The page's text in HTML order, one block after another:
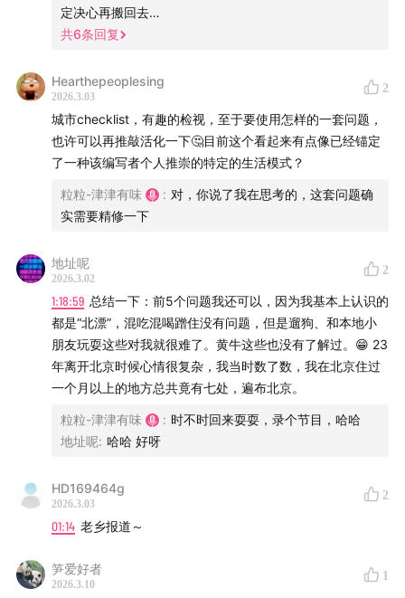
dao160301，加入听友群。
热爱生活的吃货们，不得不在信息爆炸的时代左奔右突，
在满是陷阱雷区的韭菜地里辛苦摸索，所以，当你发现并
关注了「津津有味」，也许是你未来生活中最明智的决定
讲原理我们专业，讲技巧我们擅长。营养指导员、烹饪爱
活、膳食营养、科学减肥的硬道理，聊一聊与口味、习
惯、偏爱、禁忌、困惑、执念有关的食事。
让你听得津津有味，就是「津津有味」每一期的意义。
【关于「津津乐道播客网络」】
在一派纷繁芜杂里，我们为愉悦双耳而生。科技、教育、
文化、美食、生活、技能、情绪……严肃认真却不刻板，
拒绝空泛浮夸。与专业且有趣的人携手缔造清流，分享经
历，传播体验，厘清世界与你的关系。
肆| 厂长来了
定决心再搬回去…
共6条回复
Hearthepeoplesing
2026.3.03
2
城市checklist，有趣的检视，至于要使用怎样的一套问题，
也许可以再推敲活化一下🤔目前这个看起来有点像已经锚定
了一种该编写者个人推崇的特定的生活模式？
粒粒-津津有味 : 对，你说了我在思考的，这套问题确
实需要精修一下
地址呢
2026.3.02
2
1:18:59 总结一下：前5个问题我还可以，因为我基本上认识的
都是“北漂”，混吃混喝蹭住没有问题，但是遛狗、和本地小
朋友玩耍这些对我就很难了。黄牛这些也没有了解过。😁 23
年离开北京时候心情很复杂，我当时数了数，我在北京住过
一个月以上的地方总共竟有七处，遍布北京。
粒粒-津津有味 : 时不时回来耍耍，录个节目，哈哈
地址呢: 哈哈 好呀
HD169464g
2026.3.03
2
01:14 老乡报道～
笋爱好者
2026.3.10
1